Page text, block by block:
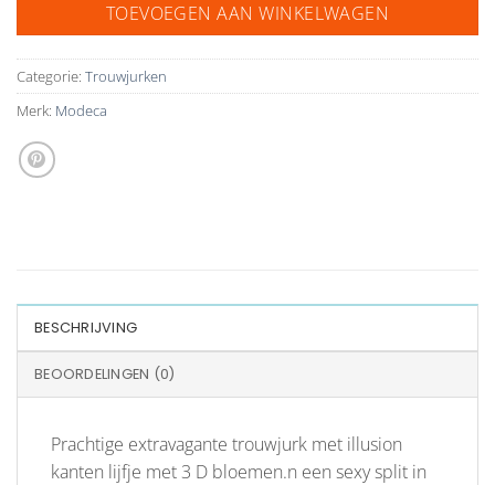
TOEVOEGEN AAN WINKELWAGEN
Categorie: Trouwjurken
Merk: Modeca
BESCHRIJVING
BEOORDELINGEN (0)
Prachtige extravagante trouwjurk met illusion
kanten lijfje met 3 D bloemen.n een sexy split in